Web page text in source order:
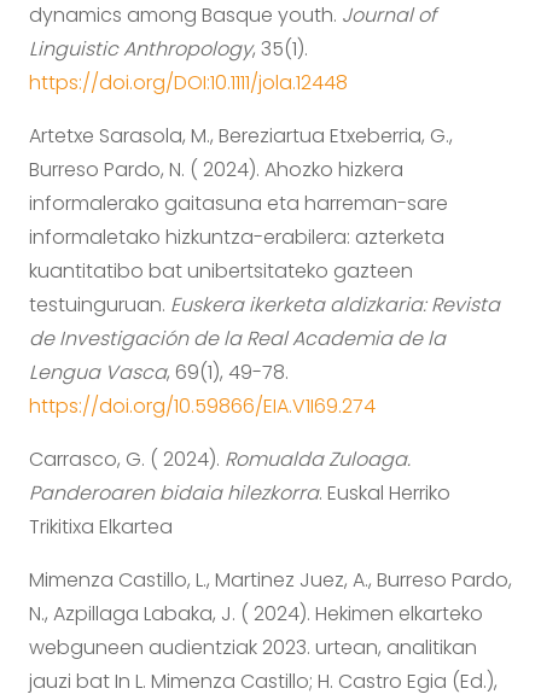
dynamics among Basque youth. Journal of
Linguistic Anthropology, 35(1).
https://doi.org/DOI:10.1111/jola.12448
Artetxe Sarasola, M., Bereziartua Etxeberria, G.,
Burreso Pardo, N. ( 2024). Ahozko hizkera
informalerako gaitasuna eta harreman-sare
informaletako hizkuntza-erabilera: azterketa
kuantitatibo bat unibertsitateko gazteen
testuinguruan. Euskera ikerketa aldizkaria: Revista
de Investigación de la Real Academia de la
Lengua Vasca, 69(1), 49-78.
https://doi.org/10.59866/EIA.V1I69.274
Carrasco, G. ( 2024). Romualda Zuloaga.
Panderoaren bidaia hilezkorra. Euskal Herriko
Trikitixa Elkartea
Mimenza Castillo, L., Martinez Juez, A., Burreso Pardo,
N., Azpillaga Labaka, J. ( 2024). Hekimen elkarteko
webguneen audientziak 2023. urtean, analitikan
jauzi bat In L. Mimenza Castillo; H. Castro Egia (Ed.),